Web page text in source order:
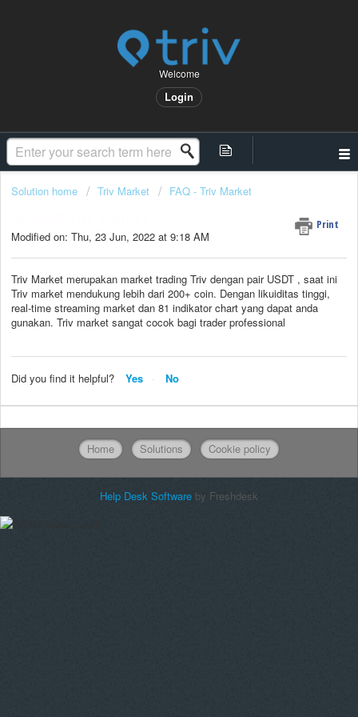
Welcome
Login
Solution home Triv Market FAQ - Triv Market
Print
Modified on: Thu, 23 Jun, 2022 at 9:18 AM
Triv Market merupakan market trading Triv dengan pair USDT , saat ini
Triv market mendukung lebih dari 200+ coin. Dengan likuiditas tinggi,
real-time streaming market dan 81 indikator chart yang dapat anda
gunakan. Triv market sangat cocok bagi trader professional
Did you find it helpful? Yes No
Home Solutions Cookie policy
Help Desk Software by Freshdesk